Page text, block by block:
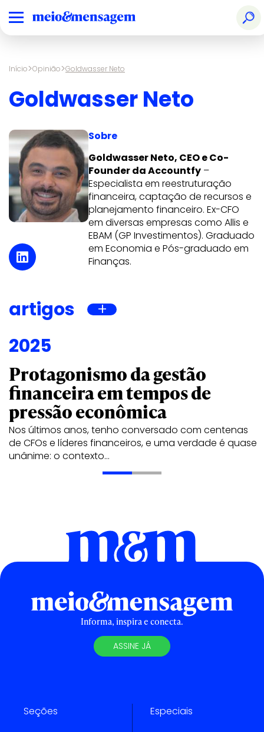
Início>Opinião>Goldwasser Neto
Goldwasser Neto
Sobre
Goldwasser Neto, CEO e Co-
Founder da Accountfy –
Especialista em reestruturação
financeira, captação de recursos e
planejamento financeiro. Ex-CFO
em diversas empresas como Allis e
EBAM (GP Investimentos). Graduado
em Economia e Pós-graduado em
Finanças.
artigos
2025
Protagonismo da gestão
financeira em tempos de
pressão econômica
Nos últimos anos, tenho conversado com centenas
de CFOs e líderes financeiros, e uma verdade é quase
unânime: o contexto…
Informa, inspira e conecta.
ASSINE JÁ
Seções Especiais